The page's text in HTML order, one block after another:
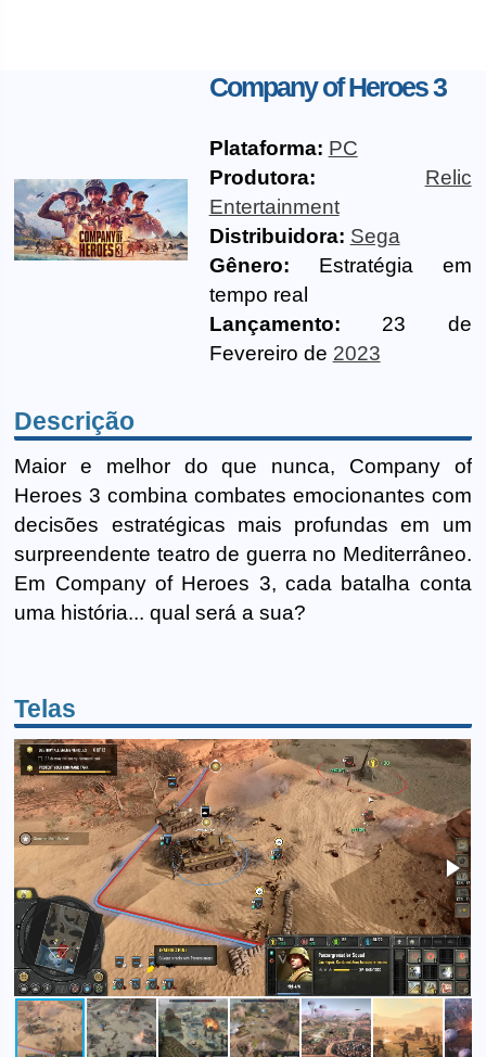
Company of Heroes 3
Plataforma: PC
Produtora:
Relic
Entertainment
Distribuidora: Sega
Gênero:
Estratégia em
tempo real
Lançamento: 23 de
Fevereiro de 2023
Descrição
Maior e melhor do que nunca, Company of
Heroes 3 combina combates emocionantes com
decisões estratégicas mais profundas em um
surpreendente teatro de guerra no Mediterrâneo.
Em Company of Heroes 3, cada batalha conta
uma história... qual será a sua?
Telas